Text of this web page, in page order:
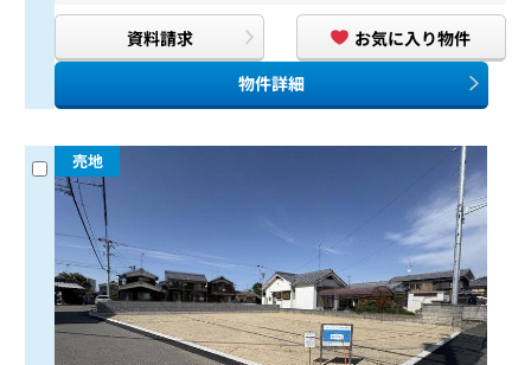
資料請求
お気に入り物件
物件詳細
売地